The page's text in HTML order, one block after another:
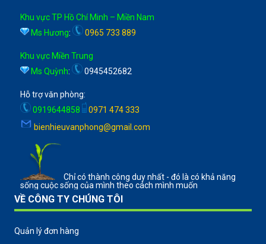
Khu vực TP Hồ Chí Minh – Miền Nam
Ms Hương: 0965 733 889
Khu vực Miền Trung
Ms Quỳnh: 0945452682
Hỗ trợ văn phòng:
0919644858
0971 474 333
bienhieuvanphong@gmail.com
Chỉ có thành công duy nhất - đó là có khả năng
sống cuộc sống của mình theo cách mình muốn
VỀ CÔNG TY CHÚNG TÔI
Quản lý đơn hàng